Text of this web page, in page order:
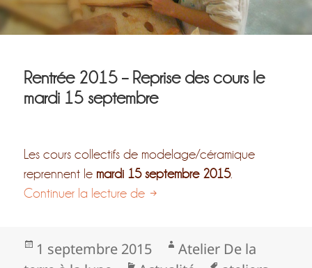
Rentrée 2015 – Reprise des cours le
mardi 15 septembre
Les cours collectifs de modelage/céramique
reprennent le mardi 15 septembre 2015.
Continuer la lecture de Rentrée 2015 – Reprise des
Publié
1 septembre 2015 Auteur
Atelier De la